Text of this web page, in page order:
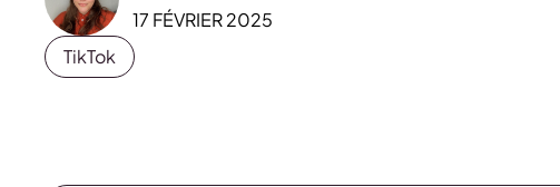
17 FÉVRIER 2025
TikTok